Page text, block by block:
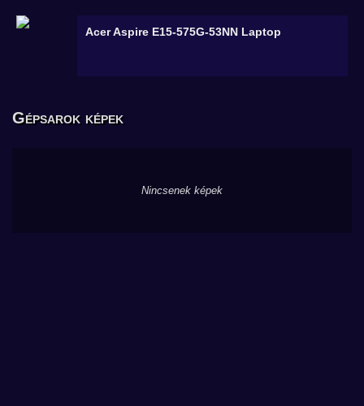
Acer Aspire E15-575G-53NN Laptop
Gépsarok képek
Nincsenek képek